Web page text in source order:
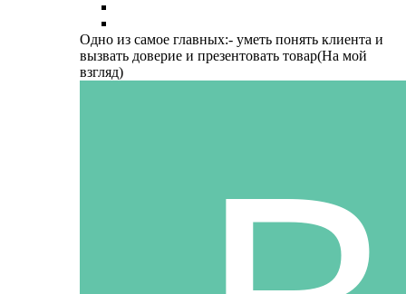
Одно из самое главных:- уметь понять клиента и
вызвать доверие и презентовать товар(На мой
взгляд)